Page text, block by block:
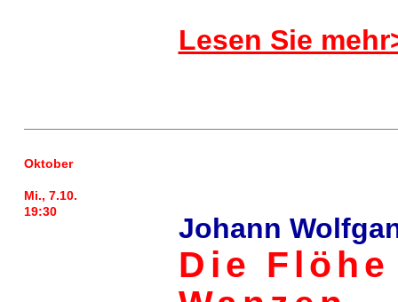
Lesen Sie
Oktober
Mi., 7.10.
19:30
Johann
Die